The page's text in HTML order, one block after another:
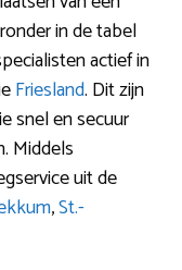
in de tabel
actief in
Friesland. Dit zijn
snel en secuur
Middels
uit de
,St.-